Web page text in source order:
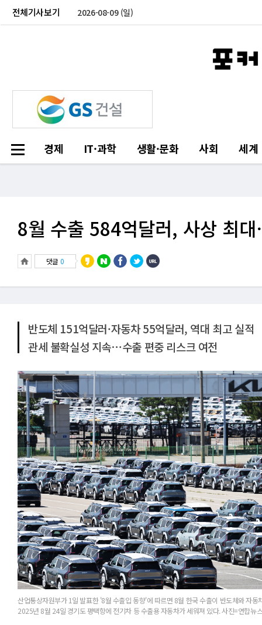
전체기사보기 2026-08-09 (일)
경제 IT·과학 생활·문화 사회 세계
8월 수출 584억달러, 사상 최
댓글 0
반도체 151억달러·자동차 55억달러, 역대 최고 실적
관세 불확실성 지속⋯수출 편중 리스크 여전
산업통상자원부가 1일 발표한 '8월 수출입 동향'에 따르면 8월 한국 수출이 반도체와 자
2025년 8월 24일 경기도 평택항에 전기차 등 수출용 자동차가 세워져 있다. 사진=연합뉴